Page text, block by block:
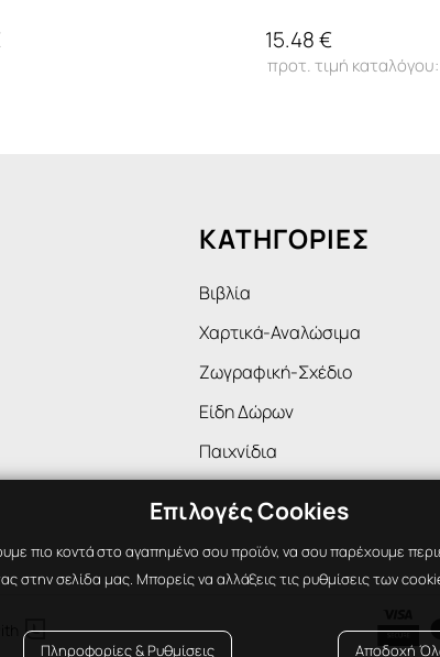
15.48 €
ΚΑΤΗΓΟΡΙΕΣ
Βιβλία
Χαρτικά-Αναλώσιμα
Ζωγραφική-Σχέδιο
Είδη Δώρων
Παιχνίδια

Επιλογές Cookies
πιο κοντά στο αγαπημένο σου προϊόν, να σου παρέχουμε
στην σελίδα μας. Μπορείς να αλλάξεις τις ρυθμίσεις των
Πληροφορίες & Ρυθμίσεις Αποδοχή